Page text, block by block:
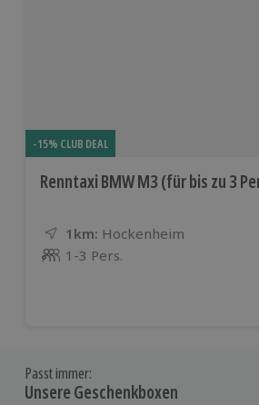
-15% CLUB DEAL
Renntaxi BMW M3 (für bis zu 3
1km: Entfernung
Standort
Hockenheim
Anzahl der Teilnehmer
1-3 Pers.
Passt immer:
Unsere Geschenkboxen